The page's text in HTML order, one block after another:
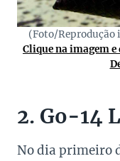
(Foto/
Clique na imagem
2. Go-14
No dia primeiro